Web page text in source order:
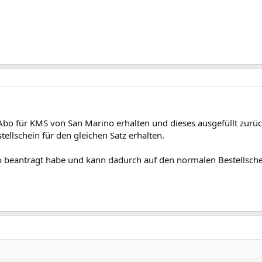
für KMS von San Marino erhalten und dieses ausgefüllt
für den gleichen Satz erhalten.
beantragt habe und kann dadurch auf den normalen